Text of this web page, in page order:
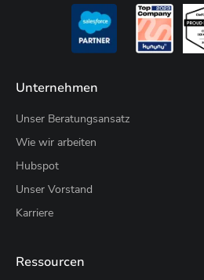
Unternehmen
Unser Beratungsansatz
Wie wir arbeiten
Hubspot
Unser Vorstand
Karriere
Ressourcen